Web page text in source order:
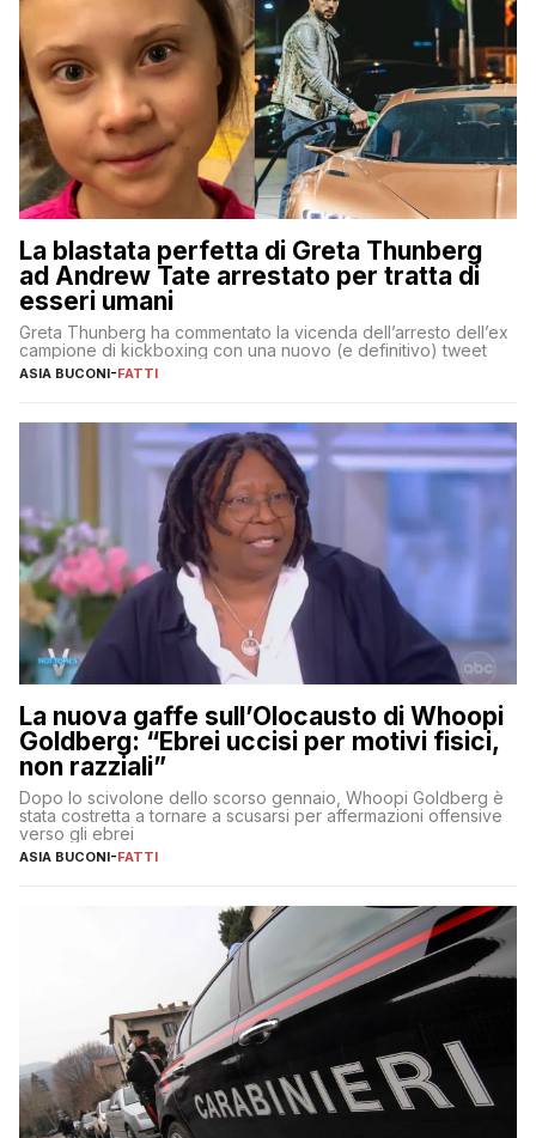
La blastata perfetta di Greta Thunberg
ad Andrew Tate arrestato per tratta di
esseri umani
Greta Thunberg ha commentato la vicenda dell’arresto dell’ex
campione di kickboxing con una nuovo (e definitivo) tweet
ASIA BUCONI-FATTI
La nuova gaffe sull’Olocausto di Whoopi
Goldberg: “Ebrei uccisi per motivi fisici,
non razziali”
Dopo lo scivolone dello scorso gennaio, Whoopi Goldberg è
stata costretta a tornare a scusarsi per affermazioni offensive
verso gli ebrei
ASIA BUCONI-FATTI